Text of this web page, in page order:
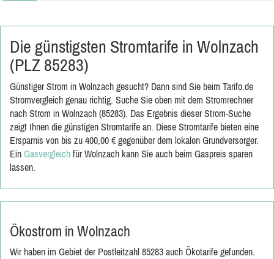
Die günstigsten Stromtarife in Wolnzach
(PLZ 85283)
Günstiger Strom in Wolnzach gesucht? Dann sind Sie beim Tarifo.de
Stromvergleich genau richtig. Suche Sie oben mit dem Stromrechner
nach Strom in Wolnzach (85283). Das Ergebnis dieser Strom-Suche
zeigt Ihnen die günstigen Stromtarife an. Diese Stromtarife bieten eine
Ersparnis von bis zu 400,00 € gegenüber dem lokalen Grundversorger.
Ein Gasvergleich für Wolnzach kann Sie auch beim Gaspreis sparen
lassen.
Ökostrom in Wolnzach
Wir haben im Gebiet der Postleitzahl 85283 auch Ökotarife gefunden.